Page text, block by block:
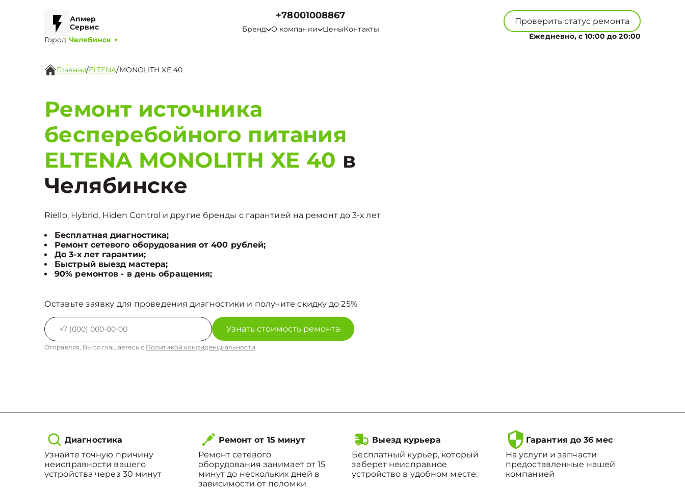
Апмер
Сервис
Город Челябинск ▼
+78001008867
Бренд О компании ЦеныКонтакты
Проверить статус ремонта
Ежедневно, с 10:00 до 20:00
Главная/ELTENA/MONOLITH XE 40
Ремонт источника
бесперебойного питания
ELTENA MONOLITH XE 40 в
Челябинске
Riello, Hybrid, Hiden Control и другие бренды с гарантией на ремонт до 3-х лет
Бесплатная диагностика;
Ремонт сетевого оборудования от 400 рублей;
До 3-х лет гарантии;
Быстрый выезд мастера;
90% ремонтов - в день обращения;
Оставьте заявку для проведения диагностики и получите скидку до 25%
Узнать стоимость ремонта
Отправляя, Вы соглашаетесь с Политикой конфиденциальности
Диагностика
Узнайте точную причину
неисправности вашего
устройства через 30 минут
Ремонт от 15 минут
Ремонт сетевого
оборудования занимает от 15
минут до нескольких дней в
зависимости от поломки
Выезд курьера
Бесплатный курьер, который
заберет неисправное
устройство в удобном месте.
Гарантия до 36 мес
На услуги и запчасти
предоставленные нашей
компанией